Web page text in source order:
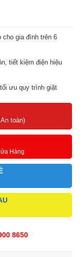
gia đình trên 6
tiết kiệm điện hiệu
ưu quy trình giặt
bổ lượng nước
bảo vệ quần áo tốt
lồng giặt và diệt
giúp loại bỏ vết
toàn)
Hàng
8650